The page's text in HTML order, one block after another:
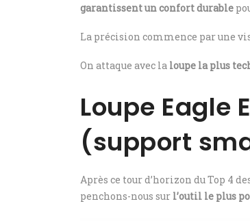
garantissent un confort durable
La précision commence par une
On attaque avec la loupe la plus
Loupe Eagle
(support
Après ce tour d’horizon du Top 4
penchons-nous sur l’outil le plus